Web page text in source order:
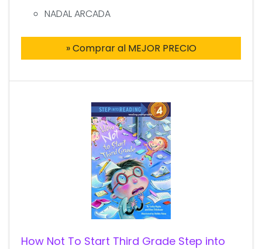
NADAL ARCADA
» Comprar al MEJOR PRECIO
How Not To Start Third Grade Step into